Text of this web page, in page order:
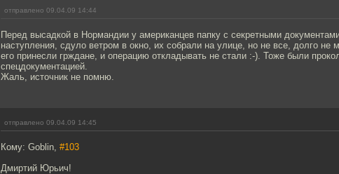
отправлено 09.04.09 14:44
Перед высадкой в Нормандии у американцев папку с секретными
наступления, сдуло ветром в окно, их собрали на улице, но не все, долго не
его принесли грждане, и операцию откладывать не стали :-). Тоже были
спецдокументацией.
Жаль, источник не помню.
отправлено 09.04.09 14:45
Кому: Goblin, #103
Дмиртий Юрьич!